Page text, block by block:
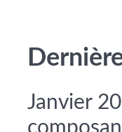
Janvier